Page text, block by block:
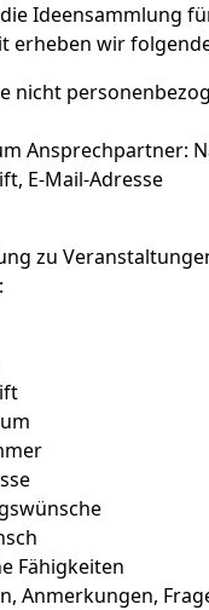
Ideensammlung
erheben wir
nicht
Ansprechpartner:
E-Mail-Adresse
zu
Fähigkeiten
Anmerkungen,